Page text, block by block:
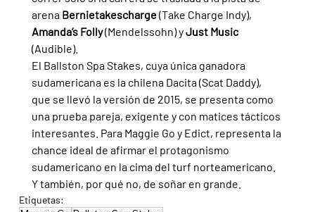
arena Bernietakescharge (Take Charge Indy),
Amanda’s Folly (Mendelssohn) y Just Music
(Audible).
El Ballston Spa Stakes, cuya única ganadora
sudamericana es la chilena Dacita (Scat Daddy),
que se llevó la versión de 2015, se presenta como
una prueba pareja, exigente y con matices tácticos
interesantes. Para Maggie Go y Edict, representa la
chance ideal de afirmar el protagonismo
sudamericano en la cima del turf norteamericano.
Y también, por qué no, de soñar en grande.
Etiquetas: